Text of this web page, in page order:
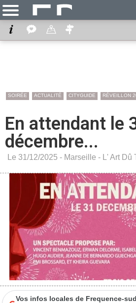
SOIRÉE ACTUALITÉ CITYGUIDE RÉVEILLON
En attendant le
décembre...
Le 31/12/2025 - Marseille - L' Art Dû
Vos infos locales de Frequence-